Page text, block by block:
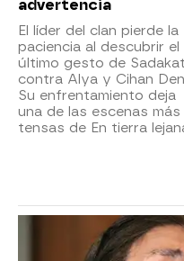
advertencia
El líder del clan pierde la
paciencia al descubrir el
último gesto de Sadakat
contra Alya y Cihan
Su enfrentamiento deja
una de las escenas más
tensas de En tierra